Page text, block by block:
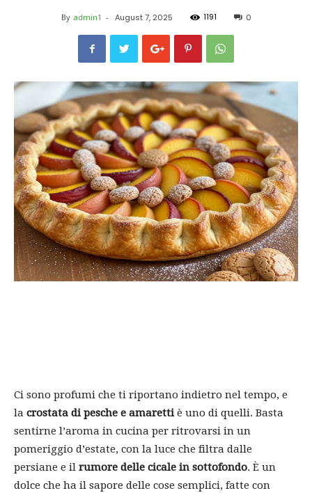
By admin1 - August 7, 2025 1191 0
Ci sono profumi che ti riportano indietro nel tempo, e
la crostata di pesche e amarettiè uno di quelli. Basta
sentirne l’aroma in cucina per ritrovarsi in un
pomeriggio d’estate, con la luce che filtra dalle
persiane e il rumore delle cicale in sottofondo. È un
dolce che ha il sapore delle cose semplici, fatte con